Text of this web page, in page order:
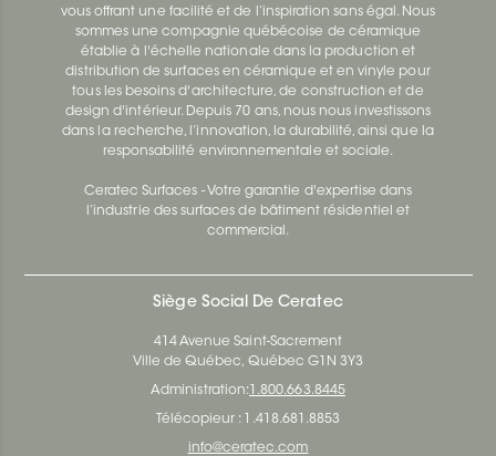
vous offrant une facilité et de l’inspiration sans égal. Nous
sommes une compagnie québécoise de céramique
établie à l'échelle nationale dans la production et
distribution de surfaces en céramique et en vinyle pour
tous les besoins d'architecture, de construction et de
design d'intérieur. Depuis 70 ans, nous nous investissons
dans la recherche, l’innovation, la durabilité, ainsi que la
responsabilité environnementale et sociale.
Ceratec Surfaces - Votre garantie d'expertise dans
l’industrie des surfaces de bâtiment résidentiel et
commercial.
Siège Social De Ceratec
414 Avenue Saint-Sacrement
Ville de Québec, Québec G1N 3Y3
Administration: 1.800.663.8445
Télécopieur : 1.418.681.8853
info@ceratec.com